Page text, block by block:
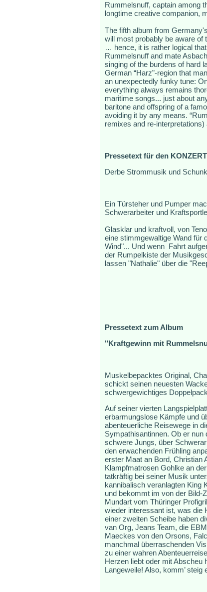
Rummelsnuff, captain among
longtime creative companion,
The fifth album from
will most probably be aware of
… hence, it is rather logical
Rummelsnuff and mate
singing of the burdens of hard
German “Harz”-region that
an unexpectedly funky tune:
everything always remains
maritime songs... just about
baritone and offspring of a
avoiding it by any means.
remixes and re-
Pressetext für den
Derbe Strommusik und
Ein Türsteher und Pumper
Schwerarbeiter und
Glasklar und kraftvoll, von
eine stimmgewaltige Wand für
Wind"... Und wenn Fahrt
der Rumpelkiste der
lassen "Nathalie" über die
Pressetext zum Album
"Kraftgewinn mit
Muskelbepacktes Original,
schickt seinen neuesten
schwergewichtiges
Auf seiner vierten
erbarmungslose Kämpfe und
abenteuerliche Reisewege in
Sympathisantinnen. Ob er
schwere Jungs, über
den erwachenden Frühling
erster Maat an Bord, Christian
Klampfmatrosen Gohlke an
tatkräftig bei seiner Musik
kannibalisch veranlagten King
und bekommt im von der Bild-
Mundart vom Thüringer
wieder interessant ist, was die
einer zweiten Scheibe haben
van Org, Jeans Team, die
Maeckes von den Orsons,
manchmal überraschenden
zu einer wahren
Herzen liebt oder mit
Langeweile! Also, komm’